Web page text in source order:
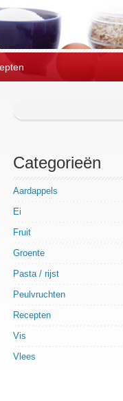
Categorieën
Aardappels
Ei
Fruit
Groente
Pasta / rijst
Peulvruchten
Recepten
Vis
Vlees